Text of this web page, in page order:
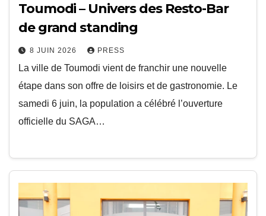
Toumodi – Univers des Resto-Bar
de grand standing
8 JUIN 2026 PRESS
La ville de Toumodi vient de franchir une nouvelle
étape dans son offre de loisirs et de gastronomie. Le
samedi 6 juin, la population a célébré l’ouverture
officielle du SAGA…